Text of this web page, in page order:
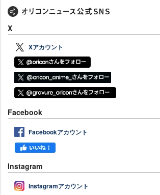
X
Xアカウント
Facebook
Facebookアカウント
Instagram
Instagramアカウント